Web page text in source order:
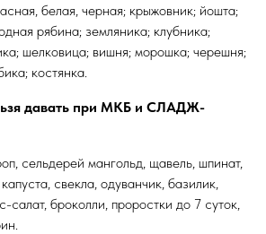
белая, черная; крыжовник; йошта;
рябина; земляника; клубника;
шелковица; вишня; морошка; черешня;
костянка.
давать при МКБ и СЛАДЖ-
сельдерей мангольд, щавель, шпинат,
свекла, одуванчик, базилик,
салат, броколли, проростки до 7 суток,